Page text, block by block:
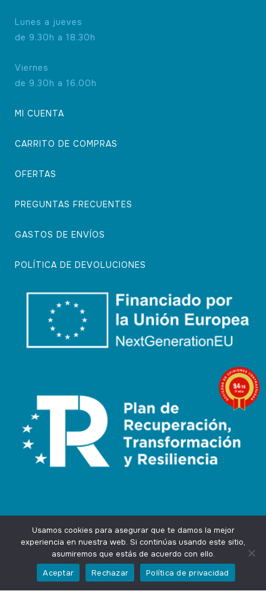
Lunes a jueves
de 9.30h a 18.30h
Viernes
de 9.30h a 16.00h
MI CUENTA
CARRITO DE COMPRAS
OFERTAS
PREGUNTAS FRECUENTES
GASTOS DE ENVÍOS
POLÍTICA DE DEVOLUCIONES
Design byAgencia Marketing OnlineIngenium.Marketing
Privacidad
Usamos cookies para asegurar que te damos la mejor
experiencia en nuestra web. Si continúas usando este sitio,
asumiremos que estás de acuerdo con ello.
Aceptar
Rechazar Política de privacidad
9.4/10
74 notas